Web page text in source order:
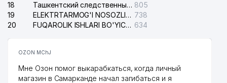
18
Ташкентский следственный изолятор 805
19
ELEKTRTARMOG'I NOSOZLIKLARINI TO'ZATISH SERGELI XIZMATI 738
20
FUQAROLIK ISHLARI BO'YICHA UCH-TEPA TUMANI SUDI 634
OZON MChJ
Мне Озон помог выкарабкаться, когда личный
магазин в Самарканде начал загибаться и я